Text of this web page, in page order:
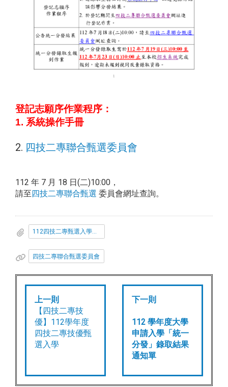
登記志願序作業程序：
1. 系統操作手冊
2. 四技二專聯合甄選委員會
112 年 7 月 18 日(二)10:00，
請至 四技二專聯合甄選 委員會網址查詢。
112四技二專甄選入學填志願說明.pdf
四技二專聯合甄選委員會
上一則
【四技二專技
優】112學年度
四技二專技優甄
選入學
下一則
112 學年度大學
申請入學「統一
分發」錄取結果
通知單